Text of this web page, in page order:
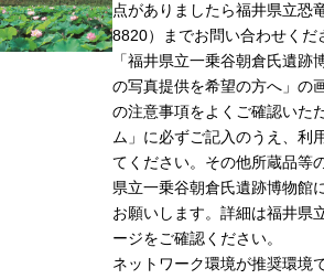
点がありましたら福井県立恐
8820）までお問い合わせくだ
「福井県立一乗谷朝倉氏遺
の写真提供を希望の方へ」の
の注意事項をよくご確認いた
ム」に必ずご記入のうえ、利
てください。その他所蔵品等
県立一乗谷朝倉氏遺跡博物館
お願いします。詳細は福井県
ージをご確認ください。
ネットワーク環境が推奨環境